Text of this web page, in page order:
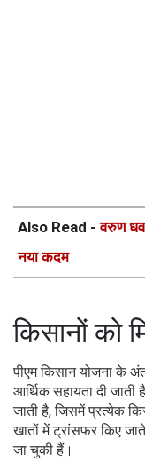
Also Read -वरुण
नया कदम
किसानों को
पीएम किसान योजना के
आर्थिक सहायता दी जाती
जाती है, जिसमें प्रत्येक
खातों में ट्रांसफर किए
जा चुकी हैं।